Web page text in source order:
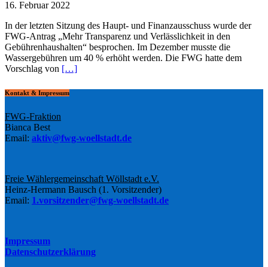
16. Februar 2022
In der letzten Sitzung des Haupt- und Finanzausschuss wurde der
FWG-Antrag „Mehr Transparenz und Verlässlichkeit in den
Gebührenhaushalten“ besprochen. Im Dezember musste die
Wassergebühren um 40 % erhöht werden. Die FWG hatte dem
Vorschlag von […]
Kontakt & Impressum
FWG-Fraktion
Bianca Best
Email: aktiv@fwg-woellstadt.de
Freie Wählergemeinschaft Wöllstadt e.V.
Heinz-Hermann Bausch (1. Vorsitzender)
Email: 1.vorsitzender@fwg-woellstadt.de
Impressum
Datenschutzerklärung